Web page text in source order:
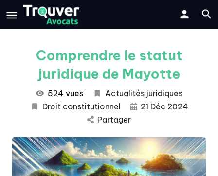
Comprendre le statut
juridique de Mayotte
524 vues
Actualités juridiques
Droit constitutionnel
21 Déc 2024
Partager